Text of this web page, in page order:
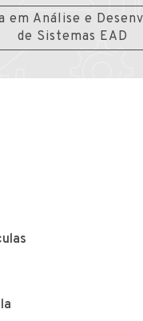
em Análise e
de Sistemas EAD